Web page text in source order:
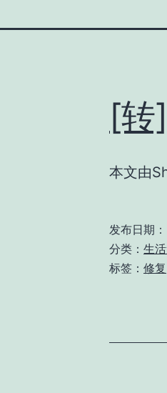
[转
本文由
发布日期：
分类： 生
标签： 修复